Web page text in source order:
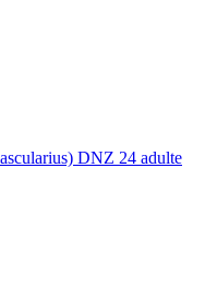
DNZ 24 adulte